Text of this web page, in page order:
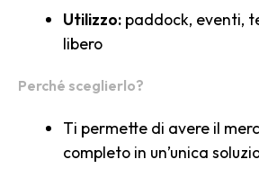
Utilizzo: paddock, eventi,
libero
Perché sceglierlo?
Ti permette di avere il
completo in un’unica